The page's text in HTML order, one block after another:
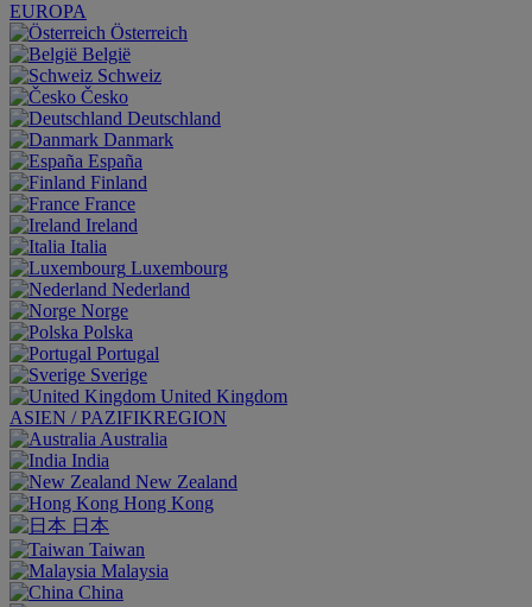
EUROPA
Österreich
België
Schweiz
Česko
Deutschland
Danmark
España
Finland
France
Ireland
Italia
Luxembourg
Nederland
Norge
Polska
Portugal
Sverige
United Kingdom
ASIEN / PAZIFIKREGION
Australia
India
New Zealand
Hong Kong
日本
Taiwan
Malaysia
China